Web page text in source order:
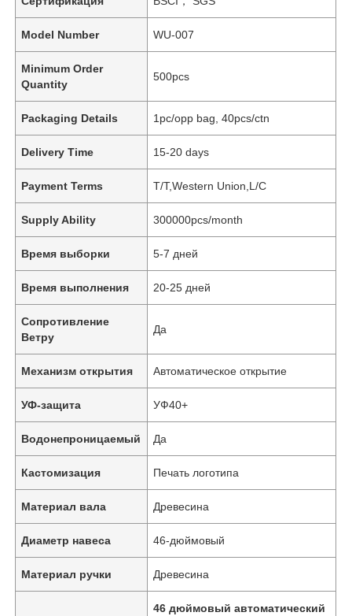
Model Number WU-007
Minimum Order
Quantity
500pcs
Packaging Details 1pc/opp bag, 40pcs/ctn
Delivery Time 15-20 days
Payment Terms T/T,Western Union,L/C
Supply Ability 300000pcs/month
Время выборки 5-7 дней
Время выполнения 20-25 дней
Сопротивление
Ветру
Да
Механизм открытия Автоматическое открытие
УФ-защита УФ40+
Водонепроницаемый Да
Кастомизация Печать логотипа
Материал вала Древесина
Диаметр навеса 46-дюймовый
Материал ручки Древесина
46 дюймовый автоматический